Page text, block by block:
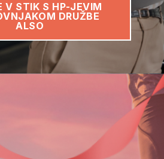
V STIK S HP-JEVIM
DRUŽBE
ALSO